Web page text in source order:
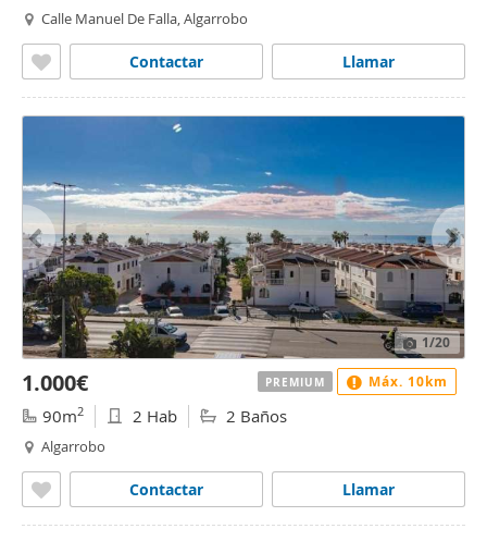
Calle Manuel De Falla, Algarrobo
Llamar
Contactar
1/20
1.000€
90m2 2 Hab 2 Baños
Algarrobo
Llamar
Contactar
PREMIUM Máx. 10km